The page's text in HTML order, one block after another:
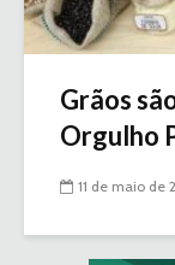
Grãos
Orgulho
11 de maio de